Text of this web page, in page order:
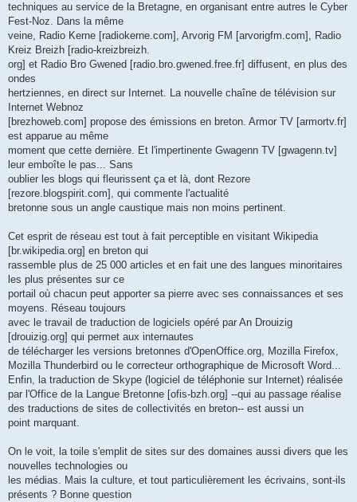
techniques au service de la Bretagne, en organisant entre autres le Cyber
Fest-Noz. Dans la même
veine, Radio Kerne [radiokerne.com], Arvorig FM [arvorigfm.com], Radio
Kreiz Breizh [radio-kreizbreizh.
org] et Radio Bro Gwened [radio.bro.gwened.free.fr] diffusent, en plus des
ondes
hertziennes, en direct sur Internet. La nouvelle chaîne de télévision sur
Internet Webnoz
[brezhoweb.com] propose des émissions en breton. Armor TV [armortv.fr]
est apparue au même
moment que cette dernière. Et l'impertinente Gwagenn TV [gwagenn.tv]
leur emboîte le pas... Sans
oublier les blogs qui fleurissent ça et là, dont Rezore
[rezore.blogspirit.com], qui commente l'actualité
bretonne sous un angle caustique mais non moins pertinent.
Cet esprit de réseau est tout à fait perceptible en visitant Wikipedia
[br.wikipedia.org] en breton qui
rassemble plus de 25 000 articles et en fait une des langues minoritaires
les plus présentes sur ce
portail où chacun peut apporter sa pierre avec ses connaissances et ses
moyens. Réseau toujours
avec le travail de traduction de logiciels opéré par An Drouizig
[drouizig.org] qui permet aux internautes
de télécharger les versions bretonnes d'OpenOffice.org, Mozilla Firefox,
Mozilla Thunderbird ou le correcteur orthographique de Microsoft Word...
Enfin, la traduction de Skype (logiciel de téléphonie sur Internet) réalisée
par l'Office de la Langue Bretonne [ofis-bzh.org] --qui au passage réalise
des traductions de sites de collectivités en breton-- est aussi un
point marquant.
On le voit, la toile s'emplit de sites sur des domaines aussi divers que les
nouvelles technologies ou
les médias. Mais la culture, et tout particulièrement les écrivains, sont-ils
présents ? Bonne question